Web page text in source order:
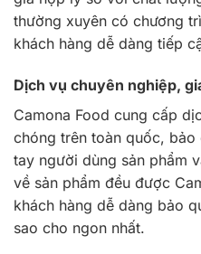
thường xuyên có chương
khách hàng dễ dàng tiếp
Dịch vụ chuyên nghiệp,
Camona Food cung cấp
chóng trên toàn quốc,
tay người dùng sản phẩm
về sản phẩm đều được
khách hàng dễ dàng bảo
sao cho ngon nhất.